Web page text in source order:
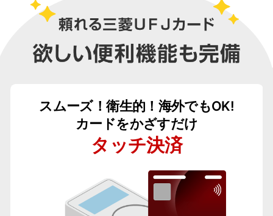
スムーズ！衛生的！海外でもOK!
カードをかざすだけ
タッチ決済